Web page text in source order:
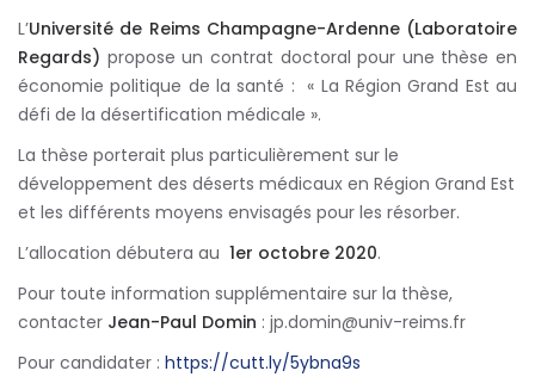
L’Université de Reims Champagne-Ardenne (Laboratoire
Regards) propose un contrat doctoral pour une thèse en
économie politique de la santé : « La Région Grand Est au
défi de la désertification médicale ».
La thèse porterait plus particulièrement sur le
développement des déserts médicaux en Région Grand Est
et les différents moyens envisagés pour les résorber.
L’allocation débutera au 1er octobre 2020.
Pour toute information supplémentaire sur la thèse,
contacter Jean-Paul Domin : jp.domin@univ-reims.fr
Pour candidater : https://cutt.ly/5ybna9s